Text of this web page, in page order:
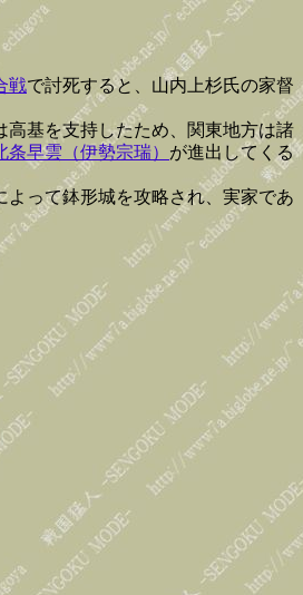
戦で討死すると、山内上杉氏の家督
高基を支持したため、関東地方は諸
条早雲（伊勢宗瑞） が進出してくる
よって鉢形城を攻略され、実家であ